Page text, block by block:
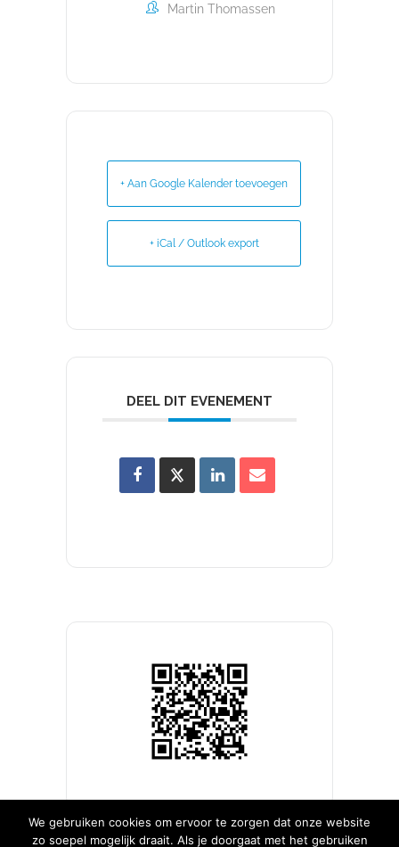
Martin Thomassen
+ Aan Google Kalender toevoegen
+ iCal / Outlook export
DEEL DIT EVENEMENT
We gebruiken cookies om ervoor te zorgen dat onze website
zo soepel mogelijk draait. Als je doorgaat met het gebruiken